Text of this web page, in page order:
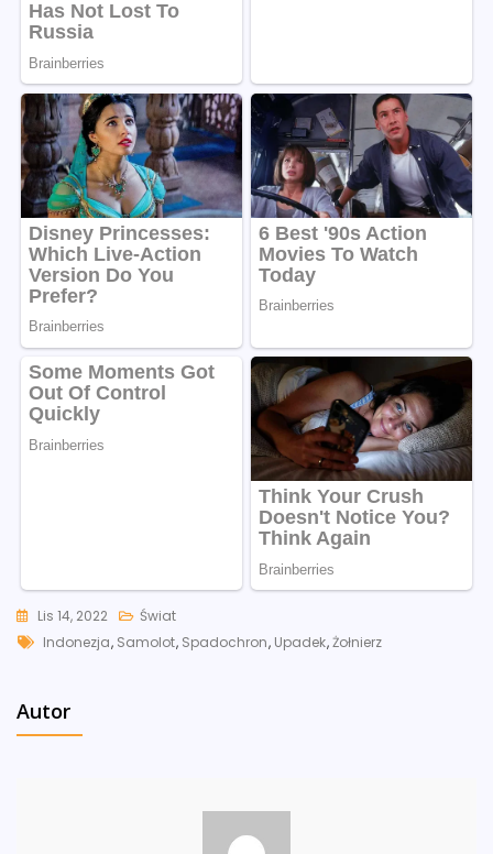
Lis 14, 2022
Świat
Tags
Indonezja, Samolot, Spadochron, Upadek,Żołnierz
Autor